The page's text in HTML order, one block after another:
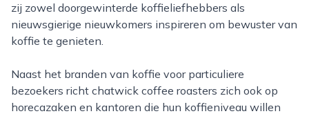
zij zowel doorgewinterde koffieliefhebbers als
nieuwsgierige nieuwkomers inspireren om bewuster van
koffie te genieten.
Naast het branden van koffie voor particuliere
bezoekers richt chatwick coffee roasters zich ook op
horecazaken en kantoren die hun koffieniveau willen